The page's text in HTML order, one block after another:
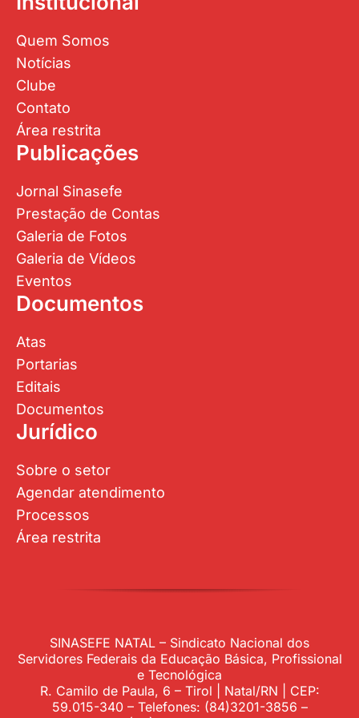
Quem Somos
Notícias
Clube
Contato
Área restrita
Publicações
Jornal Sinasefe
Prestação de Contas
Galeria de Fotos
Galeria de Vídeos
Eventos
Documentos
Atas
Portarias
Editais
Documentos
Jurídico
Sobre o setor
Agendar atendimento
Processos
Área restrita
SINASEFE NATAL – Sindicato Nacional dos
Servidores Federais da Educação Básica, Profissional
e Tecnológica
R. Camilo de Paula, 6 – Tirol | Natal/RN | CEP:
59.015-340 – Telefones: (84)3201-3856 –